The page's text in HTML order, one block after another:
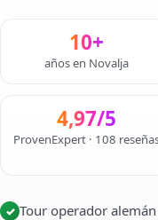
10+
años en Novalja
4,97/5
ProvenExpert · 108
✓ Tour operador